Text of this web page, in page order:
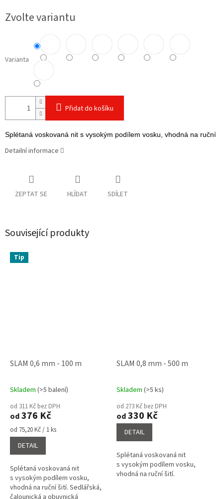
Zvolte variantu
Varianta
Přidat do košíku
Splétaná voskovaná nit s vysokým podílem vosku, vhodná na ruční
Detailní informace
ZEPTAT SE HLÍDAT SDÍLET
Související produkty
Tip
SLAM 0,6 mm - 100 m
Průměrné
hodnocení
produktu
je
4,1
z
hvězdiček.
Skladem (>5 balení)
od 311 Kč bez DPH
od376 Kč
Měrná
cena:
od 75,20 Kč / 1 ks
DETAIL
Splétaná voskovaná nit
s vysokým podílem vosku,
vhodná na ruční šití. Sedlářská,
čalounická a obuvnická
SLAM 0,8 mm - 500 m
Průměrné
hodnocení
produktu
je
3,6
hvězdiček.
Skladem (>5 ks)
od 273 Kč bez DPH
od330 Kč
DETAIL
Splétaná voskovaná nit
s vysokým podílem vosku,
vhodná na ruční šití.